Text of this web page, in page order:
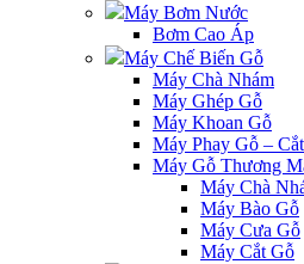
Máy Bơm Nước
Bơm Cao Áp
Máy Chế Biến Gỗ
Máy Chà Nhám
Máy Ghép Gỗ
Máy Khoan Gỗ
Máy Phay Gỗ –
Máy Gỗ Thương
Máy Chà
Máy Bào Gỗ
Máy Cưa Gỗ
Máy Cắt Gỗ